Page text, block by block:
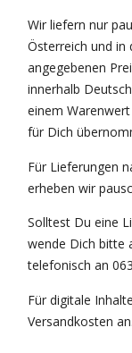
Wir liefern nur
Österreich und in
angegebenen
innerhalb
einem
für Dich
Für Lieferungen
erheben wir
Solltest Du eine
wende Dich bitte
telefonisch an
Für digitale
Versandkosten an.